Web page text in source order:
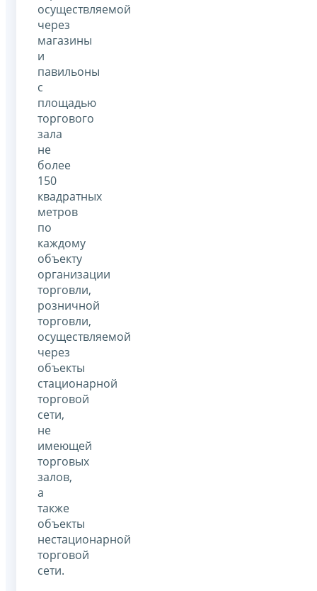
осуществляемой
через
магазины
и
павильоны
с
площадью
торгового
зала
не
более
150
квадратных
метров
по
каждому
объекту
организации
торговли,
розничной
торговли,
осуществляемой
через
объекты
стационарной
торговой
сети,
не
имеющей
торговых
залов,
а
также
объекты
нестационарной
торговой
сети.